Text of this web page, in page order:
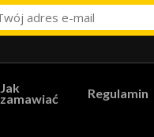
Jak
zamawiać Regulamin